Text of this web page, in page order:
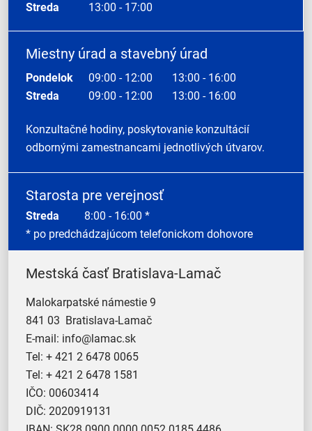
Streda
13:00 - 17:00
Miestny úrad a stavebný úrad
Pondelok 09:00 - 12:00
13:00 - 16:00
Streda
09:00 - 12:00 13:00 - 16:00
Konzultačné hodiny, poskytovanie konzultácií
odbornými zamestnancami jednotlivých útvarov.
Starosta pre verejnosť
Streda 8:00 - 16:00 *
* po predchádzajúcom telefonickom dohovore
Mestská časť Bratislava-Lamač
Malokarpatské námestie 9
841 03 Bratislava-Lamač
E-mail: info@lamac.sk
Tel: + 421 2 6478 0065
Tel: + 421 2 6478 1581
IČO: 00603414
DIČ: 2020919131